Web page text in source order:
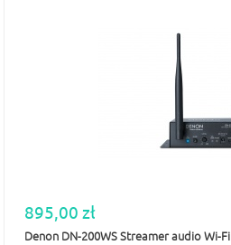
895,00 zł
Denon DN-200WS Streamer audio Wi-Fi